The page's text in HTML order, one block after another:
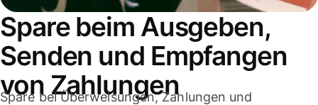
Spare beim Ausgeben,
Senden und Empfangen
von Zahlungen
Spare bei Überweisungen, Zahlungen und